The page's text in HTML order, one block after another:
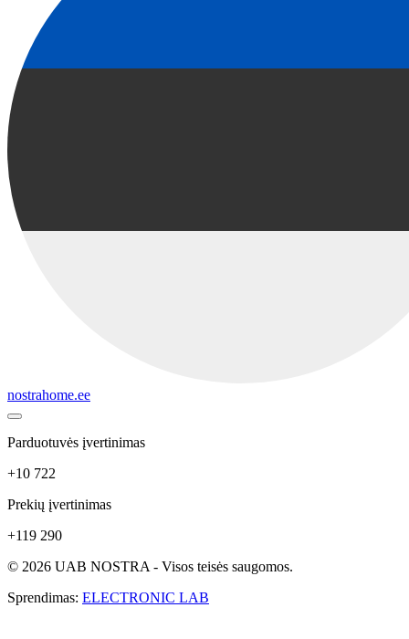
nostrahome.ee
Parduotuvės įvertinimas
+10 722
Prekių įvertinimas
+119 290
© 2026 UAB NOSTRA - Visos teisės saugomos.
Sprendimas: ELECTRONIC LAB